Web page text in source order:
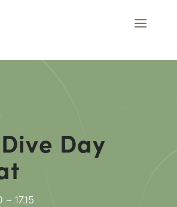
Day
17.15